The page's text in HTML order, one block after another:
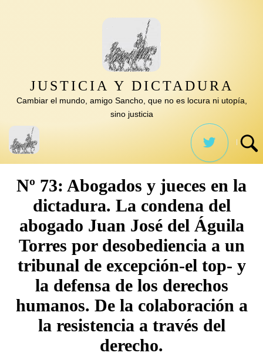
JUSTICIA Y DICTADURA
Cambiar el mundo, amigo Sancho, que no es locura ni utopía,
sino justicia
Nº 73: Abogados y jueces en la
dictadura. La condena del
abogado Juan José del Águila
Torres por desobediencia a un
tribunal de excepción-el top- y
la defensa de los derechos
humanos. De la colaboración a
la resistencia a través del
derecho.